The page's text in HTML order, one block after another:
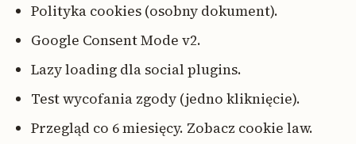
Polityka cookies (osobny dokument).
Google Consent Mode v2.
Lazy loading dla social plugins.
Test wycofania zgody (jedno kliknięcie).
Przegląd co 6 miesięcy. Zobacz cookie law.